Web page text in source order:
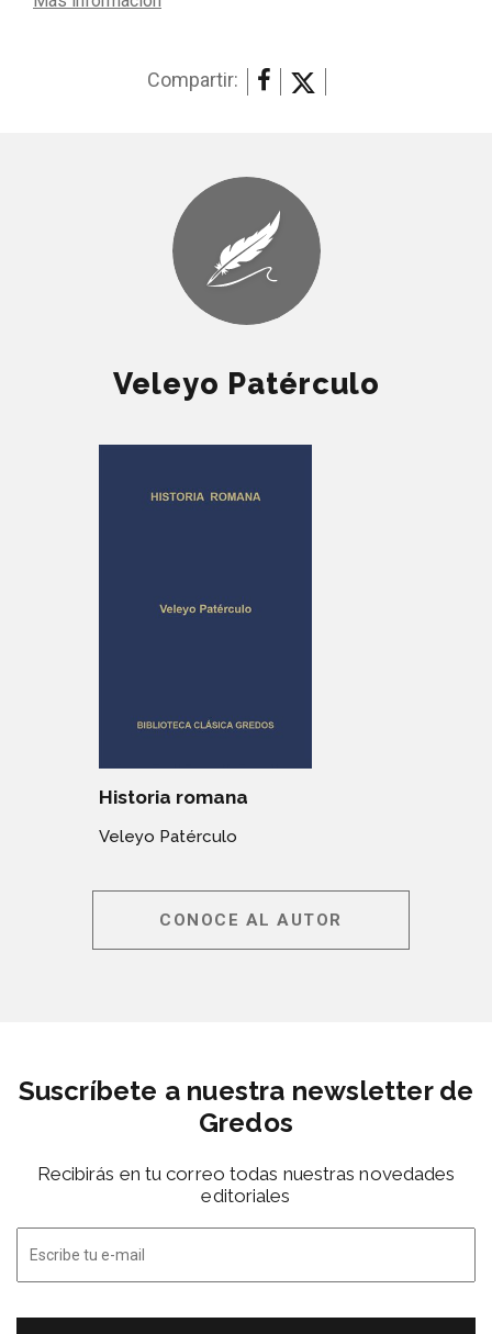
Compartir:
Veleyo Patérculo
Historia romana
Veleyo Patérculo
CONOCE AL AUTOR
Suscríbete a nuestra newsletter de
Gredos
Recibirás en tu correo todas nuestras novedades
editoriales